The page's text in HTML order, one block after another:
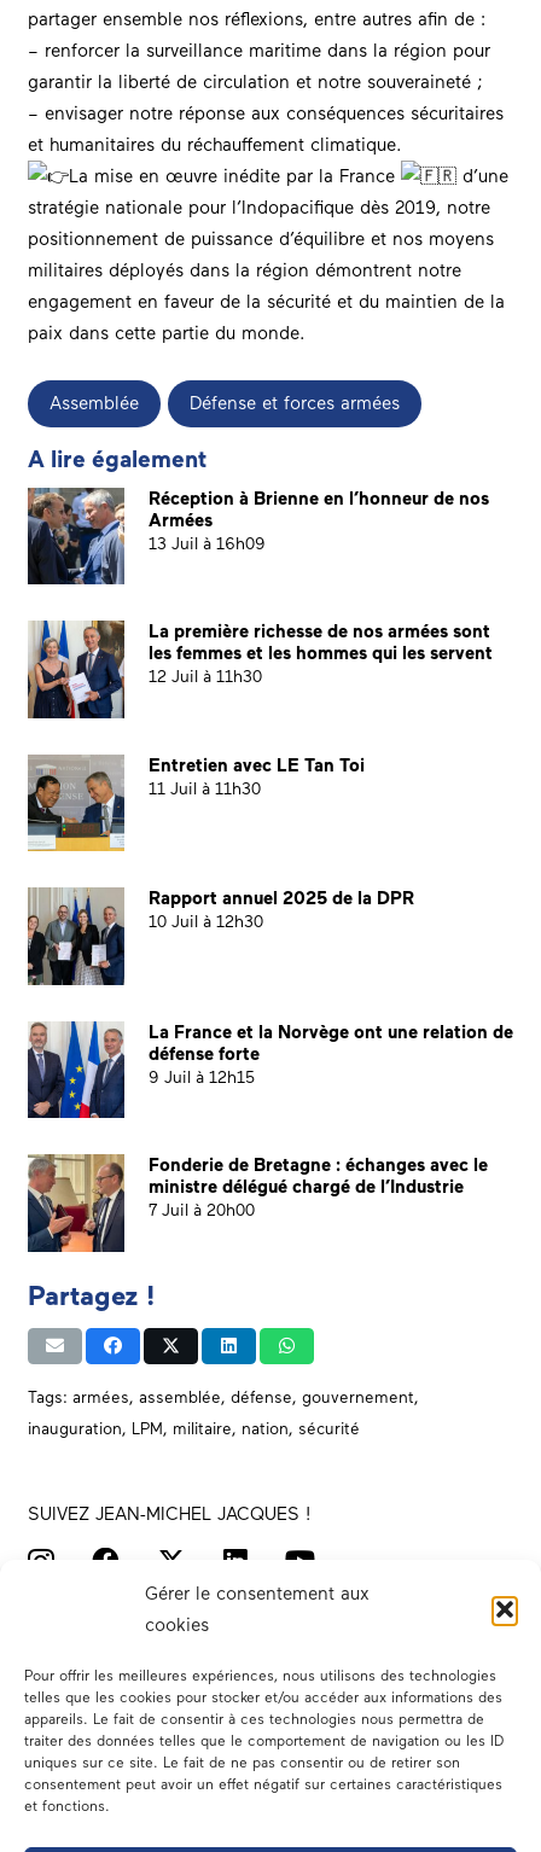
Gérer le consentement aux
cookies
Pour offrir les meilleures expériences, nous utilisons des technologies
telles que les cookies pour stocker et/ou accéder aux informations des
appareils. Le fait de consentir à ces technologies nous permettra de
traiter des données telles que le comportement de navigation ou les ID
uniques sur ce site. Le fait de ne pas consentir ou de retirer son
consentement peut avoir un effet négatif sur certaines caractéristiques
et fonctions.
partager ensemble nos réflexions, entre autres afin de :
– renforcer la surveillance maritime dans la région pour
garantir la liberté de circulation et notre souveraineté;
– envisager notre réponse aux conséquences sécuritaires
et humanitaires du réchauffement climatique.
La mise en œuvre inédite par la France
d’une
stratégie nationale pour l‘Indopacifique dès 2019, notre
positionnement de puissance d’équilibre et nos moyens
militaires déployés dans la région démontrent notre
engagement en faveur de la sécurité et du maintien de la
paix dans cette partie du monde.
Assemblée Défense et forces armées
A lire également
Réception à Brienne en l’honneur de nos
Armées
13 Juil à 16h09
La première richesse de nos armées sont
les femmes et les hommes qui les servent
12 Juil à 11h30
Entretien avec LE Tan Toi
11 Juil à 11h30
Rapport annuel 2025 de la DPR
10 Juil à 12h30
La France et la Norvège ont une relation de
défense forte
9 Juil à 12h15
Fonderie de Bretagne : échanges avec le
ministre délégué chargé de l’Industrie
7 Juil à 20h00
Partagez !
Tags: armées, assemblée, défense, gouvernement,
inauguration, LPM, militaire, nation, sécurité
SUIVEZ JEAN-MICHEL JACQUES !
Votre député